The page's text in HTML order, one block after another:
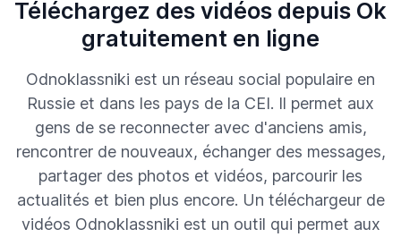
Téléchargez des vidéos depuis Ok
gratuitement en ligne
Odnoklassniki est un réseau social populaire en
Russie et dans les pays de la CEI. Il permet aux
gens de se reconnecter avec d'anciens amis,
rencontrer de nouveaux, échanger des messages,
partager des photos et vidéos, parcourir les
actualités et bien plus encore. Un téléchargeur de
vidéos Odnoklassniki est un outil qui permet aux